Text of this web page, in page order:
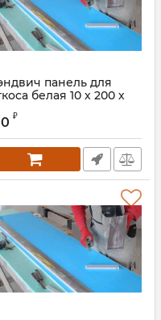
панель для
белая 10 х 200 х
₽